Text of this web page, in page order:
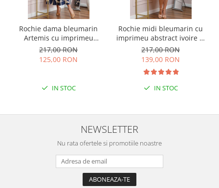
Rochie dama bleumarin
Artemis cu imprimeu
abstract si cordon in talie
217,00 RON
125,00 RON
IN STOC
Rochie midi bleumarin cu
imprimeu abstract ivoire si
snur la decolteu Shelby
217,00 RON
139,00 RON
IN STOC
NEWSLETTER
Nu rata ofertele si promotiile noastre